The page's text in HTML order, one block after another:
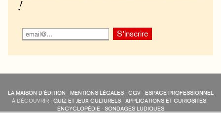
!
LA MAISON D’ÉDITION · MENTIONS LÉGALES· CGV· ESPACE PROFESSIONNEL
À DÉCOUVRIR : QUIZ ET JEUX CULTURELS · APPLICATIONS ET CURIOSITÉS ·
ENCYCLOPÉDIE· SONDAGES LUDIQUES